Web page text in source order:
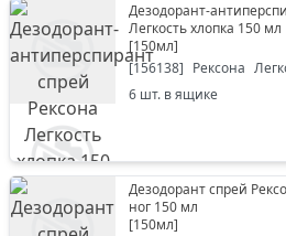
Дезодорант-
Легкость хлопка 150 мл
[150мл]
[156138] Рексона
6 шт. в ящике
Дезодорант спрей
ног 150 мл
[150мл]